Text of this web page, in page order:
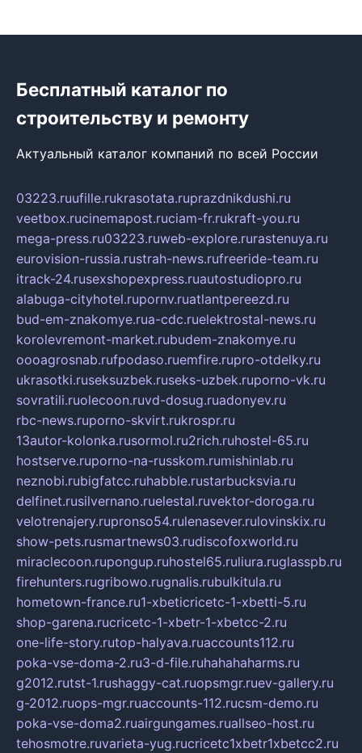
Бесплатный каталог по
строительству и ремонту
Актуальный каталог компаний по всей России
03223.ruufille.rukrasotata.ruprazdnikdushi.ru
veetbox.rucinemapost.ruciam-fr.rukraft-you.ru
mega-press.ru03223.ruweb-explore.rurastenuya.ru
eurovision-russia.rustrah-news.rufreeride-team.ru
itrack-24.rusexshopexpress.ruautostudiopro.ru
alabuga-cityhotel.rupornv.ruatlantpereezd.ru
bud-em-znakomye.rua-cdc.ruelektrostal-news.ru
korolevremont-market.rubudem-znakomye.ru
oooagrosnab.rufpodaso.ruemfire.rupro-otdelky.ru
ukrasotki.ruseksuzbek.ruseks-uzbek.ruporno-vk.ru
sovratili.ruolecoon.ruvd-dosug.ruadonyev.ru
rbc-news.ruporno-skvirt.rukrospr.ru
13autor-kolonka.rusormol.ru2rich.ruhostel-65.ru
hostserve.ruporno-na-russkom.rumishinlab.ru
neznobi.rubigfatcc.ruhabble.rustarbucksvia.ru
delfinet.rusilvernano.ruelestal.ruvektor-doroga.ru
velotrenajery.rupronso54.rulenasever.rulovinskix.ru
show-pets.rusmartnews03.rudiscofoxworld.ru
miraclecoon.rupongup.ruhostel65.ruliura.ruglasspb.ru
firehunters.rugribowo.rugnalis.rubulkitula.ru
hometown-france.ru1-xbeticricetc-1-xbetti-5.ru
shop-garena.rucricetc-1-xbetr-1-xbetcc-2.ru
one-life-story.rutop-halyava.ruaccounts112.ru
poka-vse-doma-2.ru3-d-file.ruhahahaharms.ru
g2012.rutst-1.rushaggy-cat.ruopsmgr.ruev-gallery.ru
g-2012.ruops-mgr.ruaccounts-112.rucsm-demo.ru
poka-vse-doma2.ruairgungames.ruallseo-host.ru
tehosmotre.ruvarieta-yug.rucricetc1xbetr1xbetcc2.ru